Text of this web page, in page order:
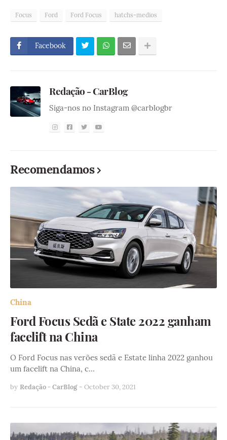
Focus Ford Ford Focus hatchs-medios
Facebook
Redação - CarBlog
Siga-nos no Instagram @carblogbr
Recomendamos
China
Ford Focus Sedã e State 2022 ganham
facelift na China
O Ford Focus nas verões sedã e Estate linha 2022 ganhou
um facelift na China, c…
by Redação - CarBlog - October 30, 2021